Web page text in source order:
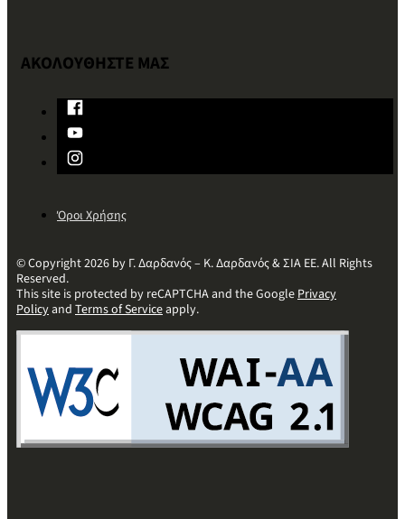
ΑΚΟΛΟΥΘΗΣΤΕ ΜΑΣ
Όροι Χρήσης
© Copyright 2026 by Γ. Δαρδανός – Κ. Δαρδανός & ΣΙΑ ΕΕ. All Rights
Reserved.
This site is protected by reCAPTCHA and the GooglePrivacy
Policyand Terms of Serviceapply.